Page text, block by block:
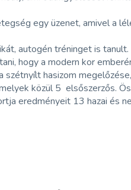
egy üzenet, amivel a
autogén tréninget is
hogy a modern kor
hasizom
közül 5 elsőszerzős.
eredményeit 13 hazai és